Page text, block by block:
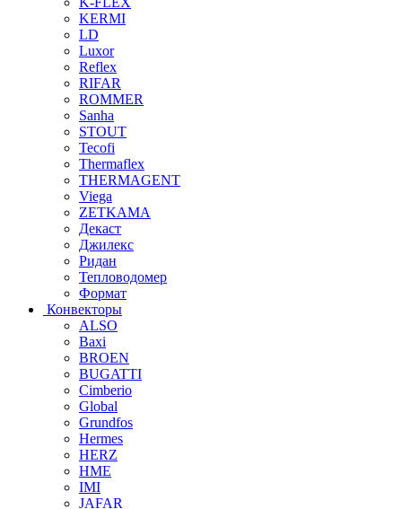
KERMI
LD
Luxor
Reflex
RIFAR
ROMMER
Sanha
STOUT
Tecofi
Thermaflex
THERMAGENT
Viega
ZETKAMA
Декаст
Джилекс
Ридан
Тепловодомер
Формат
Конвекторы
ALSO
Baxi
BROEN
BUGATTI
Cimberio
Global
Grundfos
Hermes
HERZ
HME
IMI
JAFAR